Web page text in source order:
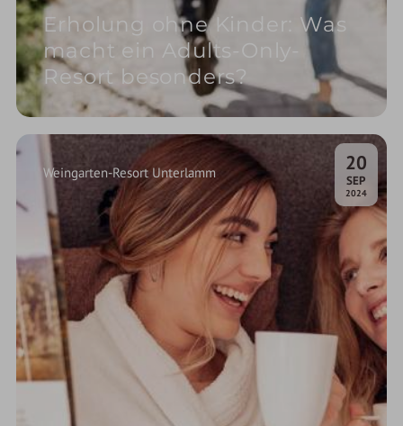
Erholung ohne Kinder: Was
macht ein Adults-Only-
Resort besonders?
20
SEP.
2024
Weingarten-Resort Unterlamm